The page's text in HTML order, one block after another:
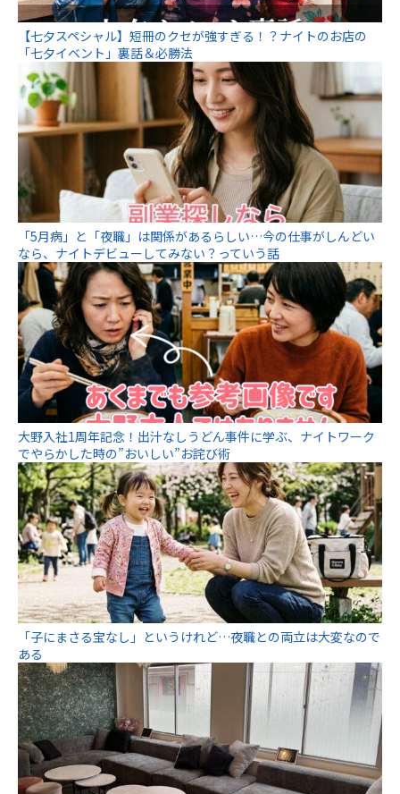
【七夕スペシャル】短冊のクセが強すぎる！？ナイトのお店の
「七夕イベント」裏話＆必勝法
「5月病」と「夜職」は関係があるらしい…今の仕事がしんどい
なら、ナイトデビューしてみない？っていう話
大野入社1周年記念！出汁なしうどん事件に学ぶ、ナイトワーク
でやらかした時の”おいしい”お詫び術
「子にまさる宝なし」というけれど…夜職との両立は大変なので
ある